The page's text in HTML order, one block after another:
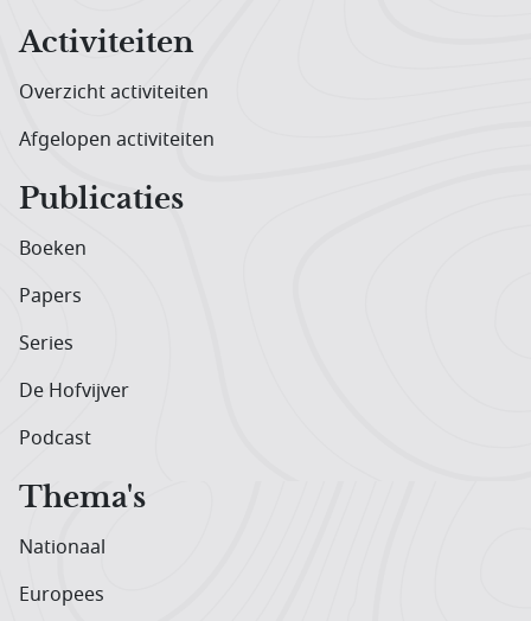
Activiteiten
Overzicht activiteiten
Afgelopen activiteiten
Publicaties
Boeken
Papers
Series
De Hofvijver
Podcast
Thema's
Nationaal
Europees